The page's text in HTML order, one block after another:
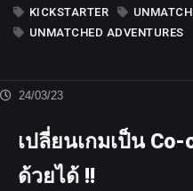
KICKSTARTER
UNMATCHED ADVENTURES
24/03/23
เปลี่ยนเกมเป็น
ด้วยได้ !!